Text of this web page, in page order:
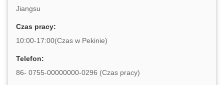
Jiangsu
Czas pracy:
10:00-17:00(Czas w Pekinie)
Telefon:
86- 0755-00000000-0296 (Czas pracy)